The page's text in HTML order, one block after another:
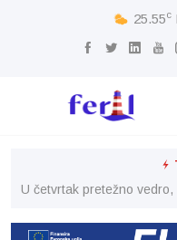
25.55c
U četvrtak pretežno